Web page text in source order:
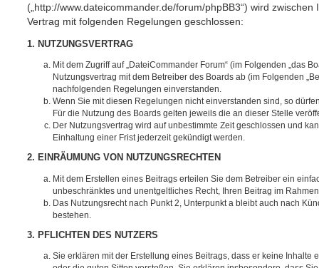
(„http://www.dateicommander.de/forum/phpBB3“) wird
Vertrag mit folgenden Regelungen geschlossen:
1. NUTZUNGSVERTRAG
Mit dem Zugriff auf „DateiCommander Forum“ (im Folgenden „das
Nutzungsvertrag mit dem Betreiber des Boards ab (im Folgenden
nachfolgenden Regelungen einverstanden.
Wenn Sie mit diesen Regelungen nicht einverstanden sind, so
Für die Nutzung des Boards gelten jeweils die an dieser Stelle
Der Nutzungsvertrag wird auf unbestimmte Zeit geschlossen und
Einhaltung einer Frist jederzeit gekündigt werden.
2. EINRÄUMUNG VON NUTZUNGSRECHTEN
Mit dem Erstellen eines Beitrags erteilen Sie dem Betreiber ein
unbeschränktes und unentgeltliches Recht, Ihren Beitrag im
Das Nutzungsrecht nach Punkt 2, Unterpunkt a bleibt auch nach
bestehen.
3. PFLICHTEN DES NUTZERS
Sie erklären mit der Erstellung eines Beitrags, dass er keine Inhalte